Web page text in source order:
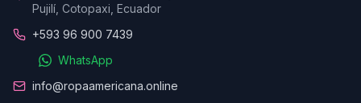
Pujilí, Cotopaxi, Ecuador
+593 96 900 7439
WhatsApp
info@ropaamericana.online